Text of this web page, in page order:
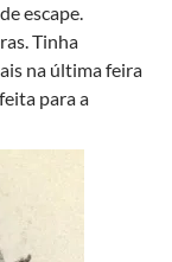
escape.
Tinha
na última feira
para a